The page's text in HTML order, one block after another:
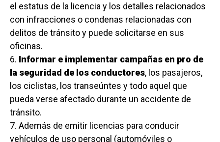
el estatus de la licencia y los detalles relacionados
con infracciones o condenas relacionadas con
delitos de tránsito y puede solicitarse en sus
oficinas.
6. Informar e implementar campañas en pro de
la seguridad de los conductores, los pasajeros,
los ciclistas, los transeúntes y todo aquel que
pueda verse afectado durante un accidente de
tránsito.
7. Además de emitir licencias para conducir
vehículos de uso personal (automóviles o